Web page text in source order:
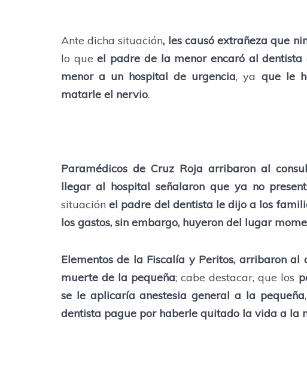
Ante dicha situación, les causó extrañeza que
lo queel padre de la menor encaró al
menor a un hospital de urgencia, ya que le
matarle el nervio.
Paramédicos de Cruz Roja arribaron al
llegar al hospital señalaron que ya no
situaciónel padre del dentista le dijo a los
los gastos, sin embargo, huyeron del lugar
Elementos de la Fiscalía y Peritos, arribaron
muerte de la pequeña; cabe destacar, que los
se le aplicaría anestesia general a la pequeña
dentista pague por haberle quitado la vida a la